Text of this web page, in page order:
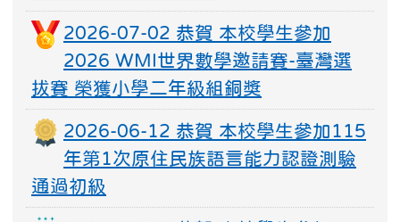
2026-07-02 恭賀 本校學生參加
2026 WMI世界數學邀請賽-臺灣選
拔賽 榮獲小學二年級組銅獎
2026-06-12 恭賀 本校學生參加115
年第1次原住民族語言能力認證測驗
通過初級